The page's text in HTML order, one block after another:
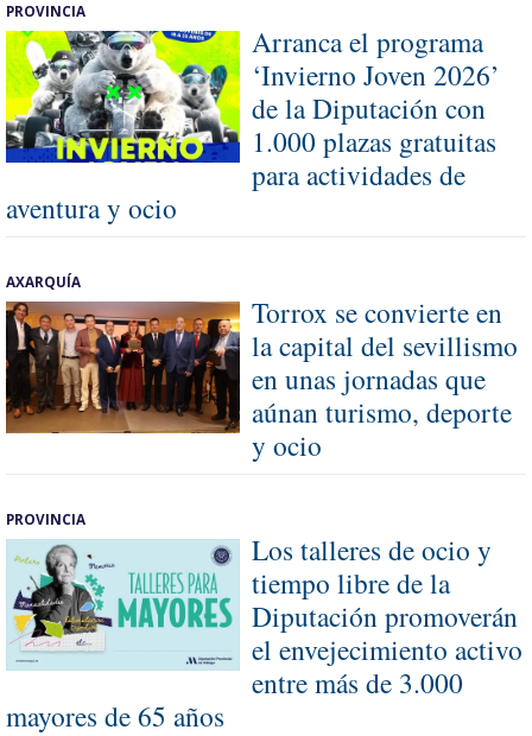
PROVINCIA
Arranca el programa
‘Invierno Joven 2026’
de la Diputación con
1.000 plazas gratuitas
para actividades de
aventura y ocio
AXARQUÍA
Torrox se convierte en
la capital del sevillismo
en unas jornadas que
aúnan turismo, deporte
y ocio
PROVINCIA
Los talleres de ocio y
tiempo libre de la
Diputación promoverán
el envejecimiento activo
entre más de 3.000
mayores de 65 años